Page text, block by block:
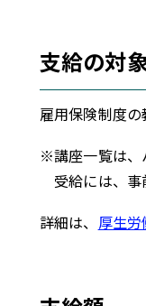
支給の対
雇用保険制度
※講座一覧は、
受給には、事
詳細は、 厚生